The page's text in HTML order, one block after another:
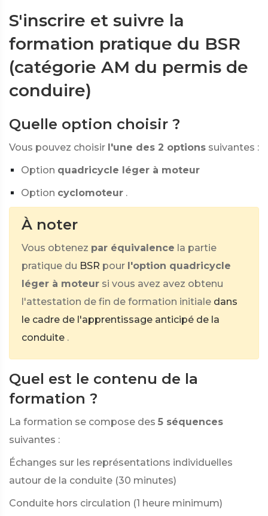
S'inscrire et suivre la
formation pratique du BSR
(catégorie AM du permis de
conduire)
Quelle option choisir ?
Vous pouvez choisir l'une des 2 options suivantes :
Option quadricycle léger à moteur
Option cyclomoteur .
À noter
Vous obtenez par équivalence la partie
pratique du BSR pour l'option quadricycle
léger à moteur si vous avez avez obtenu
l'attestation de fin de formation initiale dans
le cadre de l'apprentissage anticipé de la
conduite .
Quel est le contenu de la
formation ?
La formation se compose des 5 séquences
suivantes :
Échanges sur les représentations individuelles
autour de la conduite (30 minutes)
Conduite hors circulation (1 heure minimum)